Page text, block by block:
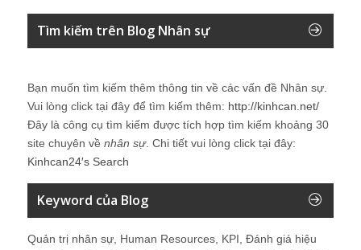
Tìm kiếm trên Blog Nhân sự
Bạn muốn tìm kiếm thêm thông tin về các vấn đề Nhân sự
Vui lòng click tại đây để tìm kiếm thêm: http://kinhcan.net/
Đây là công cụ tìm kiếm được tích hợp tìm kiếm khoảng 30
site chuyên về nhân sự. Chi tiết vui lòng click tại đây:
Kinhcan24′s Search
Keyword của Blog
Quản trị nhân sự, Human Resources, KPI, Đánh giá hiệu